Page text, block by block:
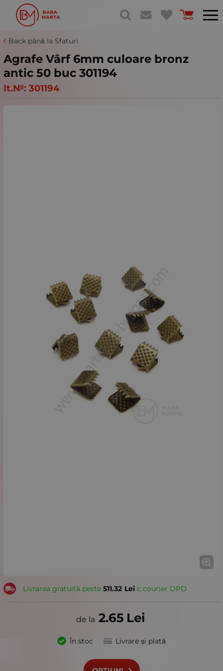
Back până la Sfaturi
Agrafe Vârf 6mm culoare bronz
antic 50 buc 301194
It.№: 301194
Livrarea gratuită peste 511.32 Leiс courier DPD
2.65 Lei
În stoc Livrare și plată